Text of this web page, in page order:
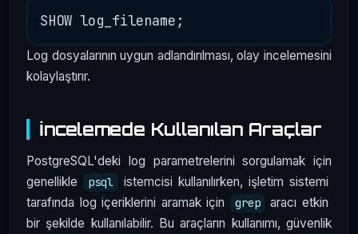
Log dosyalarının uygun adlandırılması, olay incelemesini
kolaylaştırır.
İncelemede Kullanılan Araçlar
PostgreSQL'deki log parametrelerini sorgulamak için
genellikle
psql
istemcisi kullanılırken, işletim sistemi
tarafında log içeriklerini aramak için
grep
aracı etkin
bir şekilde kullanılabilir. Bu araçların kullanımı, güvenlik